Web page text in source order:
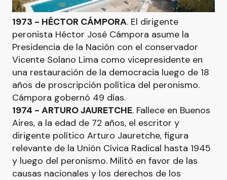
1973 - HÉCTOR CÁMPORA. El dirigente
peronista Héctor José Cámpora asume la
Presidencia de la Nación con el conservador
Vicente Solano Lima como vicepresidente en
una restauración de la democracia luego de 18
años de proscripción política del peronismo.
Cámpora gobernó 49 días.
1974 - ARTURO JAURETCHE. Fallece en Buenos
Aires, a la edad de 72 años, el escritor y
dirigente político Arturo Jauretche, figura
relevante de la Unión Cívica Radical hasta 1945
y luego del peronismo. Militó en favor de las
causas nacionales y los derechos de los